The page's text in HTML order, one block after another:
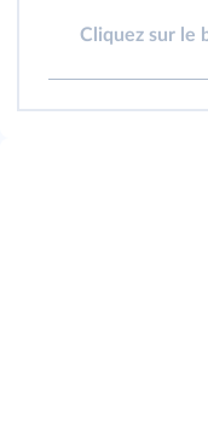
Cliquez sur le